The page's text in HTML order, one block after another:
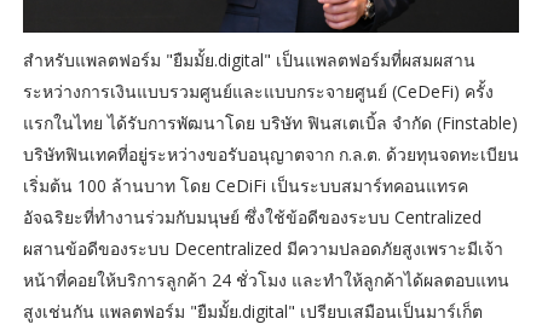
สำหรับแพลตฟอร์ม "ยืมมั้ย.digital" เป็นแพลตฟอร์มที่ผสมผสาน
ระหว่างการเงินแบบรวมศูนย์และแบบกระจายศูนย์ (CeDeFi) ครั้ง
แรกในไทย ได้รับการพัฒนาโดย บริษัท ฟินสเตเบิ้ล จำกัด (Finstable)
บริษัทฟินเทคที่อยู่ระหว่างขอรับอนุญาตจาก ก.ล.ต. ด้วยทุนจดทะเบียน
เริ่มต้น 100 ล้านบาท โดย CeDiFi เป็นระบบสมาร์ทคอนแทรค
อัจฉริยะที่ทำงานร่วมกับมนุษย์ ซึ่งใช้ข้อดีของระบบ Centralized
ผสานข้อดีของระบบ Decentralized มีความปลอดภัยสูงเพราะมีเจ้า
หน้าที่คอยให้บริการลูกค้า 24 ชั่วโมง และทำให้ลูกค้าได้ผลตอบแทน
สูงเช่นกัน แพลตฟอร์ม "ยืมมั้ย.digital" เปรียบเสมือนเป็นมาร์เก็ต